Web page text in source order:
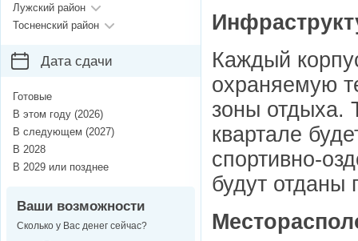
Каждый
охраняемую
зоны отдыха.
квартале
спортивно-
будут
Лужский район
Тосненский район
Дата сдачи
Готовые
В этом году (2026)
В следующем (2027)
В 2028
В 2029 или позднее
Ваши возможности
Сколько у Вас денег сейчас?